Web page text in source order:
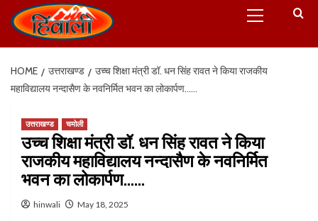
HOME उत्तराखण्ड
उच्च शिक्षा मंत्री डॉ. धन सिंह रावत ने किया राजकीय
महाविद्यालय नन्दासैण के नवनिर्मित भवन का लोकार्पण……
उत्तराखण्ड चमोली
उच्च शिक्षा मंत्री डॉ. धन सिंह रावत ने किया
राजकीय महाविद्यालय नन्दासैण के नवनिर्मित
भवन का लोकार्पण……
hinwali May 18, 2025